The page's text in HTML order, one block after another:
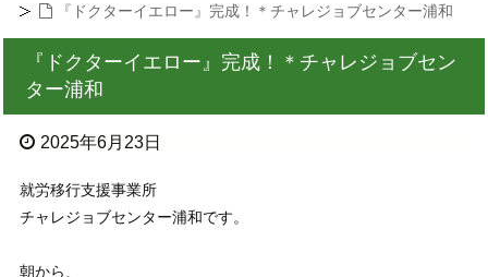
『ドクターイエロー』完成！＊チャレジョブセンター浦和
『ドクターイエロー』完成！＊チャレジョブセン
ター浦和
2025年6月23日
就労移行支援事業所
チャレジョブセンター浦和です。
朝から、